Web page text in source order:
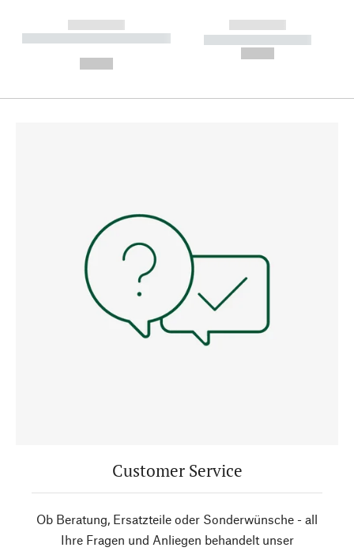
------------
----------- ----------- --------
------------
----------- -----------
Customer Service
Ob Beratung, Ersatzteile oder Sonderwünsche - all
Ihre Fragen und Anliegen behandelt unser